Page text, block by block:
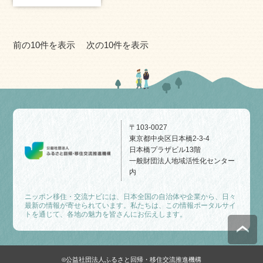
前の10件を表示 次の10件を表示
〒103-0027
東京都中央区日本橋2-3-4
日本橋プラザビル13階
一般財団法人地域活性化センター
内
ニッポン移住・交流ナビには、日本全国の自治体や企業から、日々
最新の情報が寄せられています。私たちは、この情報ポータルサイ
トを通じて、各地の魅力を皆さんにお伝えします。
©公益社団法人ふるさと回帰・移住交流推進機構